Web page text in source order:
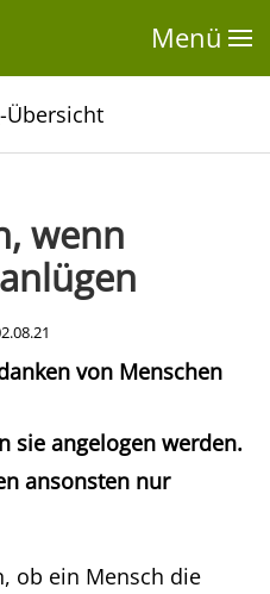
Menü
-Übersicht
wenn
von Menschen
sie angelogen werden.
ansonsten nur
ob ein Mensch die